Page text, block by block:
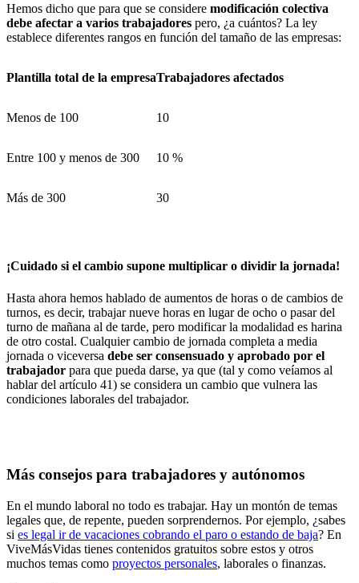
Hemos dicho que para que se considere modificación colectiva
debe afectar a varios trabajadores pero, ¿a cuántos? La ley
establece diferentes rangos en función del tamaño de las empresas:
Plantilla total de la empresaTrabajadores afectados
Menos de 100 10
Entre 100 y menos de 300 10 %
Más de 300 30
¡Cuidado si el cambio supone multiplicar o dividir la jornada!
Hasta ahora hemos hablado de aumentos de horas o de cambios de
turnos, es decir, trabajar nueve horas en lugar de ocho o pasar del
turno de mañana al de tarde, pero modificar la modalidad es harina
de otro costal. Cualquier cambio de jornada completa a media
jornada o viceversa debe ser consensuado y aprobado por el
trabajador para que pueda darse, ya que (tal y como veíamos al
hablar del artículo 41) se considera un cambio que vulnera las
condiciones laborales del trabajador.
Más consejos para trabajadores y autónomos
En el mundo laboral no todo es trabajar. Hay un montón de temas
legales que, de repente, pueden sorprendernos. Por ejemplo, ¿sabes
si es legal ir de vacaciones cobrando el paro o estando de baja? En
ViveMásVidas tienes contenidos gratuitos sobre estos y otros
muchos temas como proyectos personales, laborales o finanzas.